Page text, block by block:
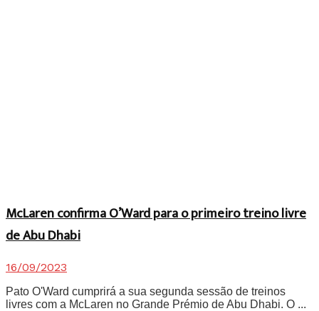
McLaren confirma O’Ward para o primeiro treino livre
de Abu Dhabi
16/09/2023
Pato O'Ward cumprirá a sua segunda sessão de treinos
livres com a McLaren no Grande Prémio de Abu Dhabi. O ...